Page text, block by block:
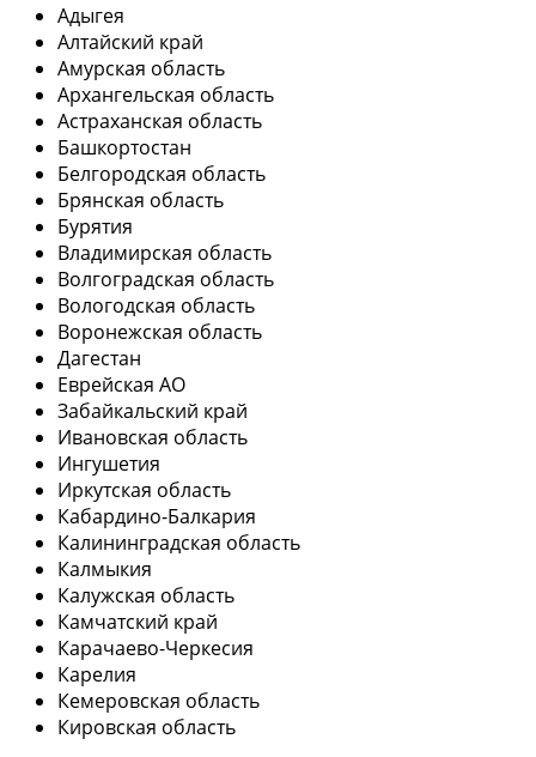
Адыгея
Алтайский край
Амурская область
Архангельская область
Астраханская область
Башкортостан
Белгородская область
Брянская область
Бурятия
Владимирская область
Волгоградская область
Вологодская область
Воронежская область
Дагестан
Еврейская АО
Забайкальский край
Ивановская область
Ингушетия
Иркутская область
Кабардино-Балкария
Калининградская область
Калмыкия
Калужская область
Камчатский край
Карачаево-Черкесия
Карелия
Кемеровская область
Кировская область